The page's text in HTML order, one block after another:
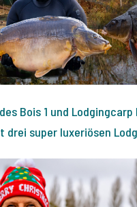
Bois 1 und Lodgingcarp
super luxeriösen